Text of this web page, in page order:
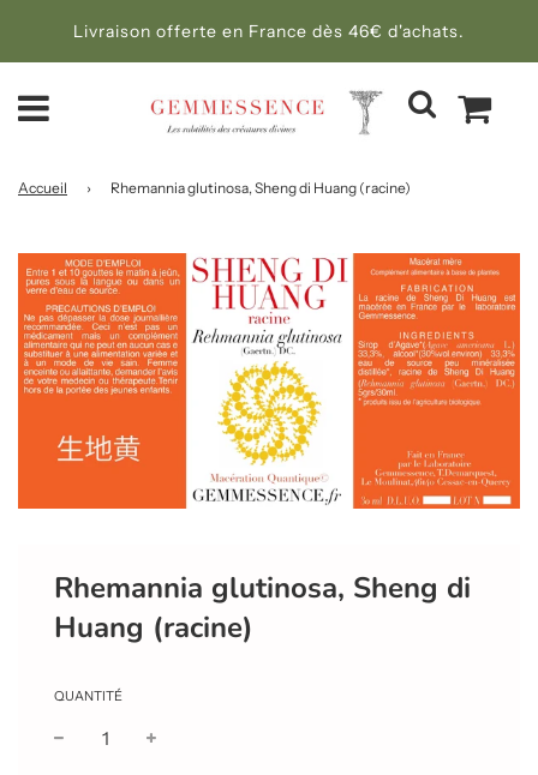
Livraison offerte en France dès 46€ d'achats.
Accueil › Rhemannia glutinosa, Sheng di Huang (racine)
Rhemannia glutinosa, Sheng di
Huang (racine)
QUANTITÉ